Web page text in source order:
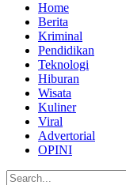
Home
Berita
Kriminal
Pendidikan
Teknologi
Hiburan
Wisata
Kuliner
Viral
Advertorial
OPINI